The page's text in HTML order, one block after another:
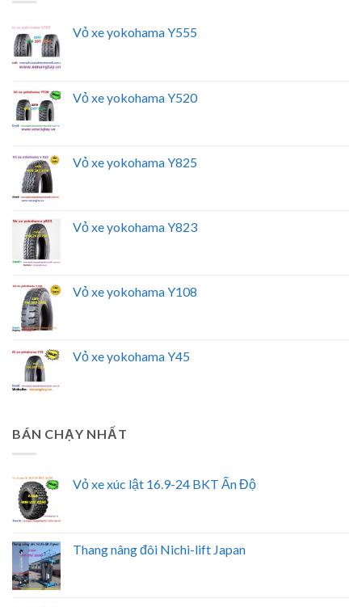
Vỏ xe yokohama Y555
Vỏ xe yokohama Y520
Vỏ xe yokohama Y825
Vỏ xe yokohama Y823
Vỏ xe yokohama Y108
Vỏ xe yokohama Y45
BÁN CHẠY NHẤT
Vỏ xe xúc lật 16.9-24 BKT Ấn Độ
Thang nâng đôi Nichi-lift Japan